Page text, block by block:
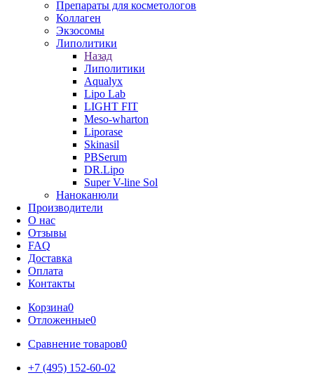
Препараты для косметологов
Коллаген
Экзосомы
Липолитики
Назад
Липолитики
Aqualyx
Lipo Lab
LIGHT FIT
Meso-wharton
Liporase
Skinasil
PBSerum
DR.Lipo
Super V-line Sol
Наноканюли
Производители
О нас
Отзывы
FAQ
Доставка
Оплата
Контакты
Корзина0
Отложенные0
Сравнение товаров0
+7 (495) 152-60-02